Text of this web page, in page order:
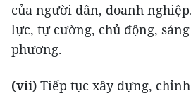
của người dân, doanh
lực, tự cường, chủ động,
phương.
(vii) Tiếp tục xây dựng,